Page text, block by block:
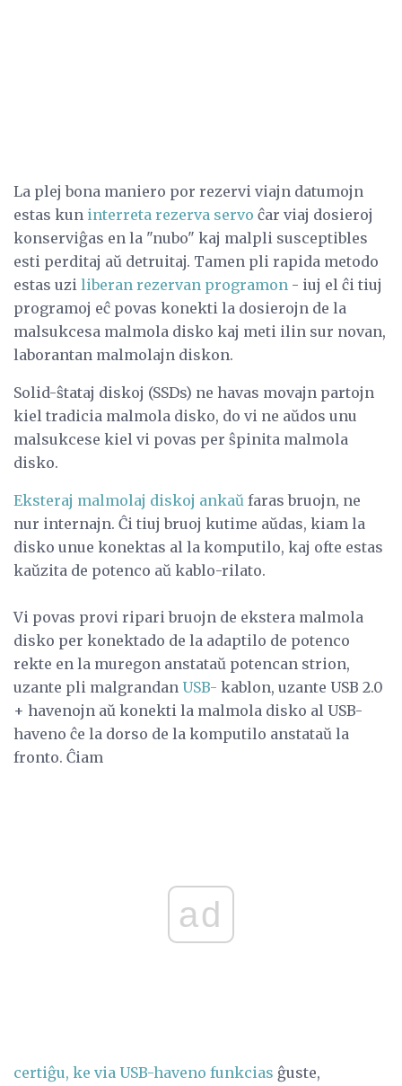
La plej bona maniero por rezervi viajn datumojn
estas kun interreta rezerva servo ĉar viaj dosieroj
konserviĝas en la "nubo" kaj malpli susceptibles
esti perditaj aŭ detruitaj. Tamen pli rapida metodo
estas uzi liberan rezervan programon - iuj el ĉi tiuj
programoj eĉ povas konekti la dosierojn de la
malsukcesa malmola disko kaj meti ilin sur novan,
laborantan malmolajn diskon.
Solid-ŝtataj diskoj (SSDs) ne havas movajn partojn
kiel tradicia malmola disko, do vi ne aŭdos unu
malsukcese kiel vi povas per ŝpinita malmola
disko.
Eksteraj malmolaj diskoj ankaŭ faras bruojn, ne
nur internajn. Ĉi tiuj bruoj kutime aŭdas, kiam la
disko unue konektas al la komputilo, kaj ofte estas
kaŭzita de potenco aŭ kablo-rilato.
Vi povas provi ripari bruojn de ekstera malmola
disko per konektado de la adaptilo de potenco
rekte en la muregon anstataŭ potencan strion,
uzante pli malgrandan USB- kablon, uzante USB 2.0
+ havenojn aŭ konekti la malmola disko al USB-
haveno ĉe la dorso de la komputilo anstataŭ la
fronto. Ĉiam
ad
certiĝu, ke via USB-haveno funkcias ĝuste,